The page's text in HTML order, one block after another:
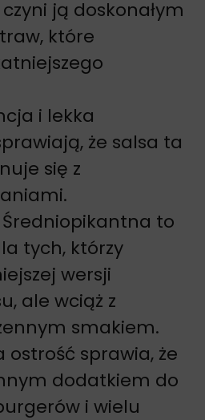
ją doskonałym
które
i lekka
że salsa ta
się z
to
tych, którzy
wersji
ale wciąż z
smakiem.
ostrość sprawia, że
dodatkiem do
i wielu